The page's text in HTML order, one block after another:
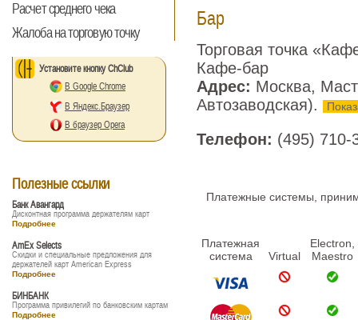
Расчет среднего чека
Жалоба на торговую точку
Установите кнопку ChClub
В Google Chrome
В Яндекс.Браузер
В браузер Opera
Полезные ссылки
Банк Авангард
Дисконтная программа держателям карт
Подробнее
AmEx Selects
Скидки и специальные предложения для
держателей карт American Express
Подробнее
БИНБАНК
Программа привилегий по банковским картам
Подробнее
Бар
Торговая точка
Кафе-бар
Адрес: Москва,
Автозаводская).
Телефон: (495) 710-
Платежные системы,
Платежная
система
Virtual
Electron,
Maestro